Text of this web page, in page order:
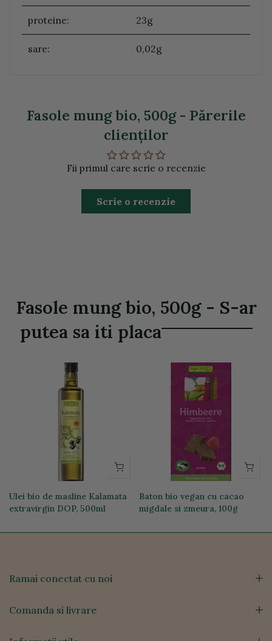
proteine: 23g
sare: 0,02g
Fasole mung bio, 500g - Părerile
clienţilor
Fii primul care scrie o recenzie
Scrie o recenzie
Fasole mung bio, 500g - S-ar
putea sa iti placa
Ulei bio de masline Kalamata
extravirgin DOP, 500ml
Baton bio vegan cu cacao
migdale si zmeura, 100g
Ramai conectat cu noi
Comanda si livrare